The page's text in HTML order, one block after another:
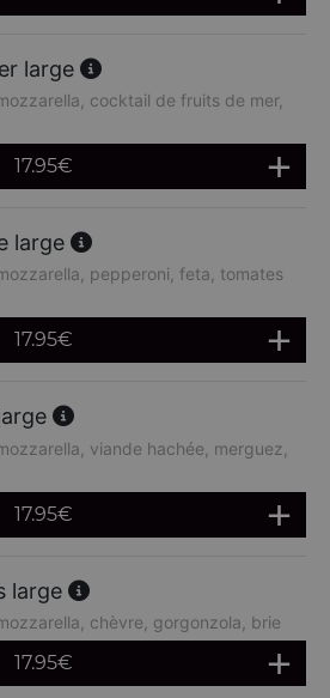
large
cocktail de fruits de mer,
17.95€
large
pepperoni, feta, tomates
17.95€
viande hachée, merguez,
17.95€
large
chèvre, gorgonzola, brie
17.95€